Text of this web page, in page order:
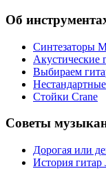
Об
Синтезаторы
Акустические
Выбираем
Стойки Crane
Советы
Дорогая или
История гитар